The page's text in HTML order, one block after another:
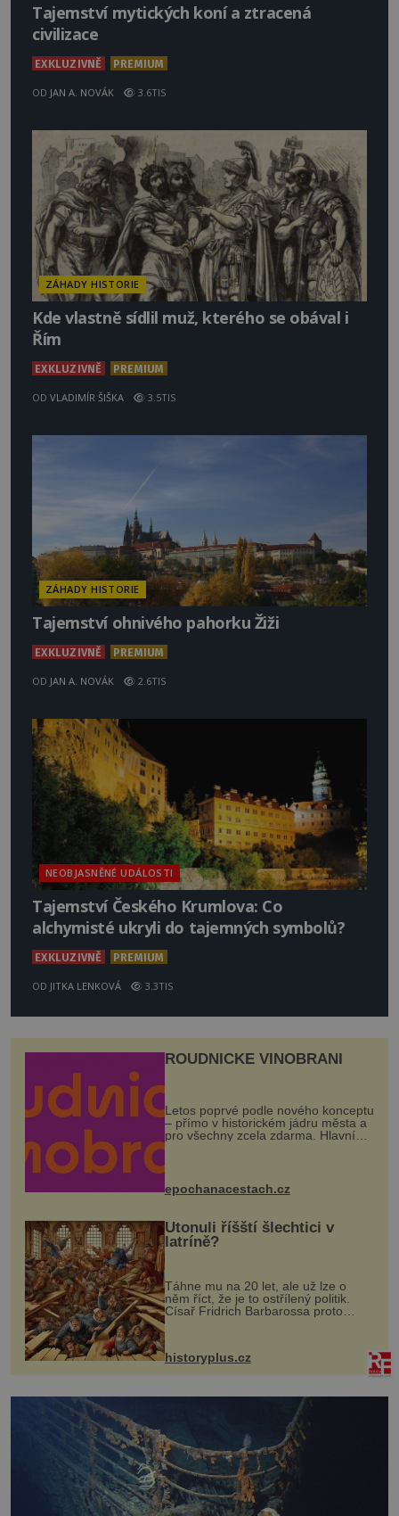
Tajemství mytických koní a ztracená
civilizace
EXKLUZIVNĚ PREMIUM
OD JAN A. NOVÁK 3.6TIS
ZÁHADY HISTORIE
Kde vlastně sídlil muž, kterého se obával i
Řím
EXKLUZIVNĚ PREMIUM
OD VLADIMÍR ŠIŠKA 3.5TIS
ZÁHADY HISTORIE
Tajemství ohnivého pahorku Žiži
EXKLUZIVNĚ PREMIUM
OD JAN A. NOVÁK 2.6TIS
NEOBJASNĚNÉ UDÁLOSTI
Tajemství Českého Krumlova: Co
alchymisté ukryli do tajemných symbolů?
EXKLUZIVNĚ PREMIUM
OD JITKA LENKOVÁ 3.3TIS
ROUDNICKÉ VINOBRANÍ
Letos poprvé podle nového konceptu
– přímo v historickém jádru města a
pro všechny zcela zdarma. Hlavní
program se odehraje na Karlově a
mohou těšit na víno, burčák, pes...
epochanacestach.cz
Utonuli říšští šlechtici v
latríně?
Táhne mu na 20 let, ale už lze o
něm říct, že je to ostřílený politik.
Císař Fridrich Barbarossa proto
posílá svého syna a dědice Jindřicha
VI. do Erfurtu, aby se stal
prostředníkem při řešení sporu m...
historyplus.cz